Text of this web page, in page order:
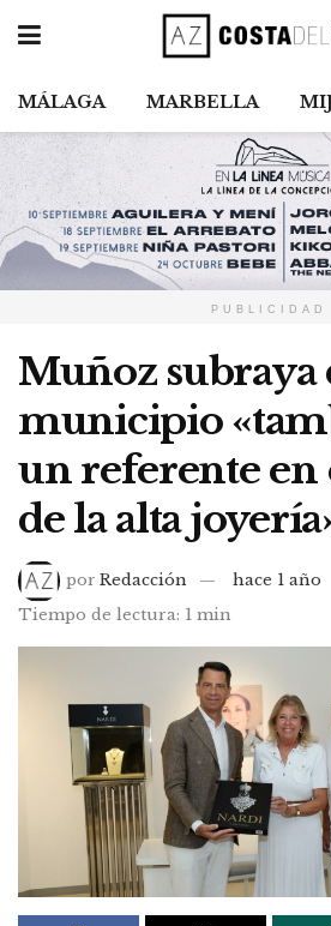
MÁLAGA MARBELLA
PUBLICIDAD
Muñoz subraya
municipio
un referente en
de la alta
por Redacción
hace 1 año
Tiempo de lectura: 1 min